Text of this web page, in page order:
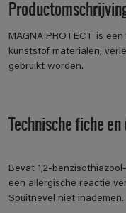
MAGNA PROTECT is
kunststof materialen,
gebruikt worden.
Technische fiche
Bevat 1,2-
een allergische reactie
Spuitnevel niet inademen.